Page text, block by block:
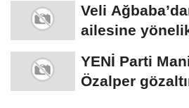
Veli
ailesine
tepki: “Bir...
YENİ Parti
Özalper